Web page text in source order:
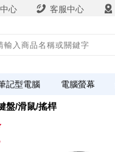
心 客服中心
記型電腦 電腦螢幕
盤/滑鼠/搖桿